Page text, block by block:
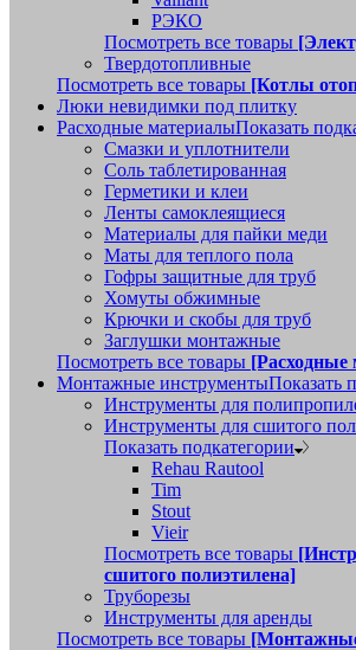
РЭКО
Посмотреть все товары
Твердотопливные
Посмотреть все товары [Котлы
Люки невидимки под плитку
Расходные материалыПоказать
Смазки и уплотнители
Соль таблетированная
Герметики и клеи
Ленты самоклеящиеся
Материалы для пайки меди
Маты для теплого пола
Гофры защитные для труб
Хомуты обжимные
Крючки и скобы для труб
Заглушки монтажные
Посмотреть все товары
Монтажные инструментыПоказать
Инструменты для
Инструменты для сшитого
Показать подкатегории
Rehau Rautool
Tim
Stout
Vieir
Посмотреть все товары
сшитого полиэтилена]
Труборезы
Инструменты для аренды
Посмотреть все товары